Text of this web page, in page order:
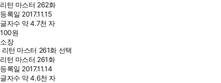
리턴 마스터 262화
등록일 2017.11.15
글자수 약 4.7천 자
100원
소장
리턴 마스터 261화 선택
리턴 마스터 261화
등록일 2017.11.14
글자수 약 4.6천 자